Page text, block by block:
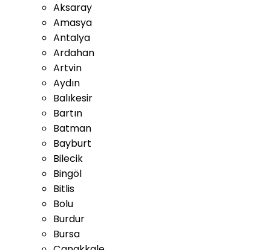
Aksaray
Amasya
Antalya
Ardahan
Artvin
Aydın
Balıkesir
Bartın
Batman
Bayburt
Bilecik
Bingöl
Bitlis
Bolu
Burdur
Bursa